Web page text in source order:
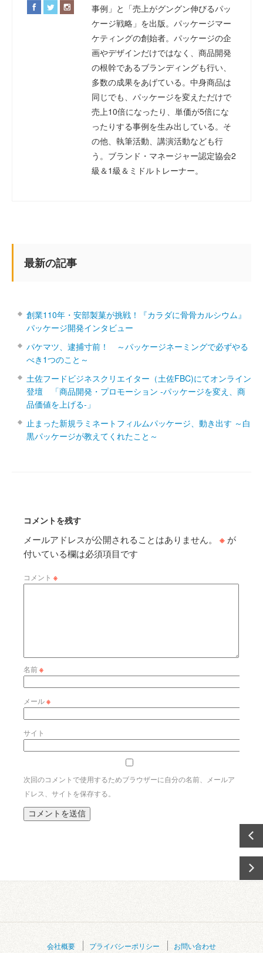
事例」と「売上がグングン伸びるパッ
ケージ戦略」を出版。パッケージマー
ケティングの創始者。パッケージの企
画やデザインだけではなく、商品開発
の根幹であるブランディングも行い、
多数の成果をあげている。中身商品は
同じでも、パッケージを変えただけで
売上10倍になったり、単価が5倍にな
ったりする事例を生み出している。そ
の他、執筆活動、講演活動なども行
う。ブランド・マネージャー認定協会2
級＆1級＆ミドルトレーナー。
最新の記事
創業110年・安部製菓が挑戦！『カラダに骨骨カルシウム』
パッケージ開発インタビュー
パケマツ、逮捕寸前！ ～パッケージネーミングで必ずやる
べき1つのこと～
土佐フードビジネスクリエイター（土佐FBC)にてオンライン
登壇 「商品開発・プロモーション ‐パッケージを変え、商
品価値を上げる‐」
止まった新規ラミネートフィルムパッケージ、動き出す ～白
黒パッケージが教えてくれたこと～
コメントを残す
メールアドレスが公開されることはありません。 ※ が
付いている欄は必須項目です
コメント ※
名前※
メール※
サイト
次回のコメントで使用するためブラウザーに自分の名前、メールア
ドレス、サイトを保存する。
会社概要 プライバシーポリシー お問い合わせ